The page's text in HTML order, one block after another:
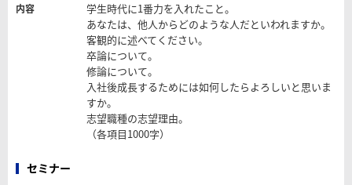
内容
学生時代に1番力を入れたこと。
あなたは、他人からどのような人だといわれますか。
客観的に述べてください。
卒論について。
修論について。
入社後成長するためには如何したらよろしいと思いま
すか。
志望職種の志望理由。
（各項目1000字）
セミナー